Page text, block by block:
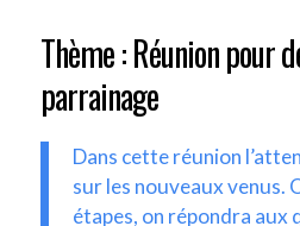
Thème : Réunion pour
parrainage
Dans cette réunion
sur les nouveaux venus.
étapes, on répondra aux